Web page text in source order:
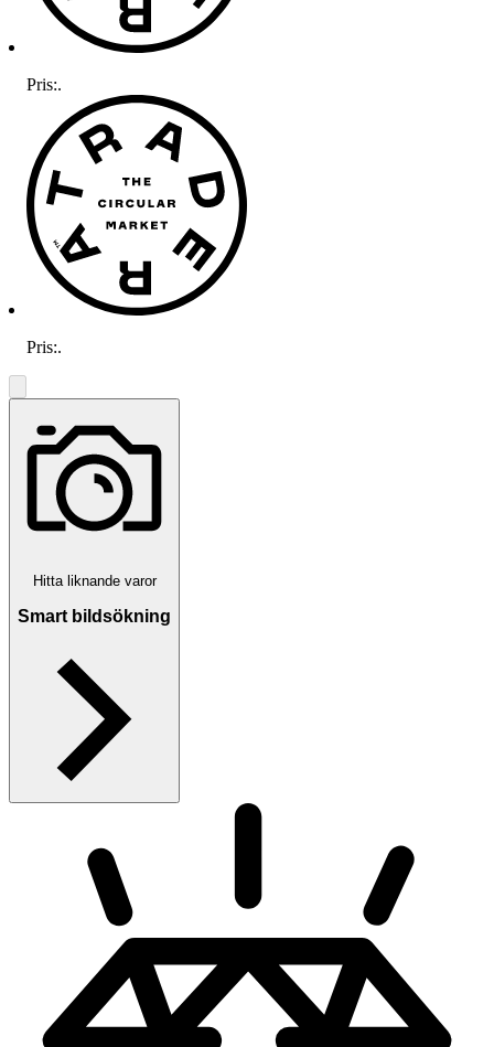
Pris:.
Pris:.
Hitta liknande varor
Smart bildsökning